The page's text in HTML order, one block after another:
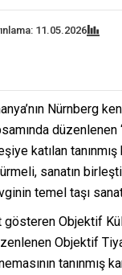
11.05.2026
Nürnberg
düzenlenen
katılan
sanatın
temel taşı
gösteren Objektif
Objektif
tanınmış